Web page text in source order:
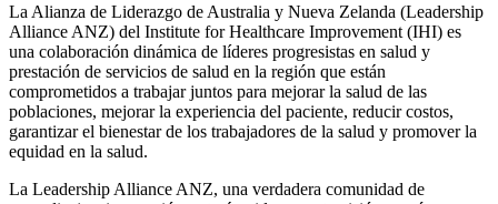
La Alianza de Liderazgo de Australia y Nueva Zelanda (Leadership
Alliance ANZ) del Institute for Healthcare Improvement (IHI) es
una colaboración dinámica de líderes progresistas en salud y
prestación de servicios de salud en la región que están
comprometidos a trabajar juntos para mejorar la salud de las
poblaciones, mejorar la experiencia del paciente, reducir costos,
garantizar el bienestar de los trabajadores de la salud y promover la
equidad en la salud.
La Leadership Alliance ANZ, una verdadera comunidad de